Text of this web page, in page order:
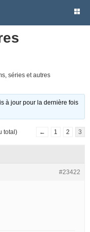
séries et autres
à jour pour la dernière fois
total) ← 1 2 3
#23422